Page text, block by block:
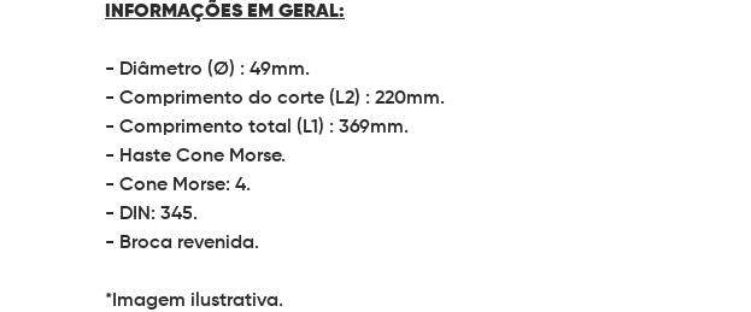
INFORMAÇÕES EM GERAL:
- Diâmetro (Ø) : 49mm.
- Comprimento do corte (L2) : 220mm.
- Comprimento total (L1) : 369mm.
- Haste Cone Morse.
- Cone Morse: 4.
- DIN: 345.
- Broca revenida.
*Imagem ilustrativa.